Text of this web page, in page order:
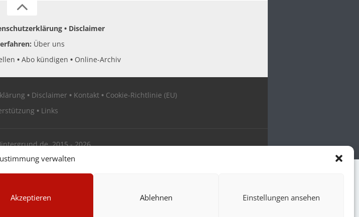
verwalten
Akzeptieren Ablehnen Einstellungen ansehen
Disclaimer
Über uns
Abo kündigen Online-Archiv
Disclaimer Kontakt
Cookie-Richtlinie (EU)
Links
2015 - 2026
kostenlos anmelden